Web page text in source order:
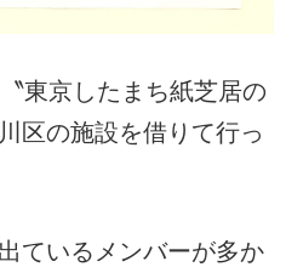
東京したまち紙芝居の
区の施設を借りて行っ
ているメンバーが多か